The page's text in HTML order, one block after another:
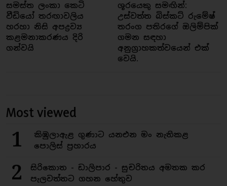
සමස්ත ලංකා කෙටි
වීඩියෝ තරඟාවලිය
හරහා නිසි අපද්‍රව්‍ය
කළමනාකරණය දිරි
ගන්වයි
ශූරයෙකු සමඟින්:
උස්වත්ත බිස්කට් රුමේෂ්
තරංග පතිරගේ ඔලිම්පික්
ගමන සඳහා
අනුග්‍රාහකත්වයෙන් එක්
වෙයි.
Most viewed
1
කිඹුලාඇළ ගුණාට යනඑන මං නැතිකළ
පොලිස් ප්‍රහාරය
2
සිරිකොත - ඩාලිපාර - සුචරිතය අමතක කර
පැලවත්තට ගහන හේතුව